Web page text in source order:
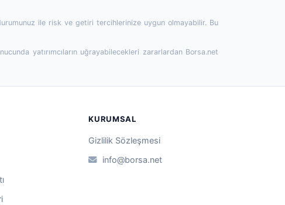
ile risk ve getiri tercihlerinize uygun olmayabilir. Bu
yatırımcıların uğrayabilecekleri zararlardan Borsa.net
KURUMSAL
Gizlilik Sözleşmesi
info@borsa.net